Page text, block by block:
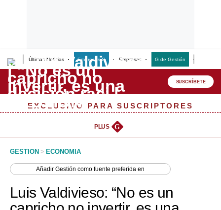
Últimas Noticias Empresas G Empresas G de Gestión
Lo último
Peru Quiosco
Management & Empleo
Perú
SUSCRÍBETE
EXCLUSIVO PARA SUSCRIPTORES
PLUS G
GESTION > ECONOMIA
AñadirGestión como fuente preferida en
Luis Valdivieso: “No es un